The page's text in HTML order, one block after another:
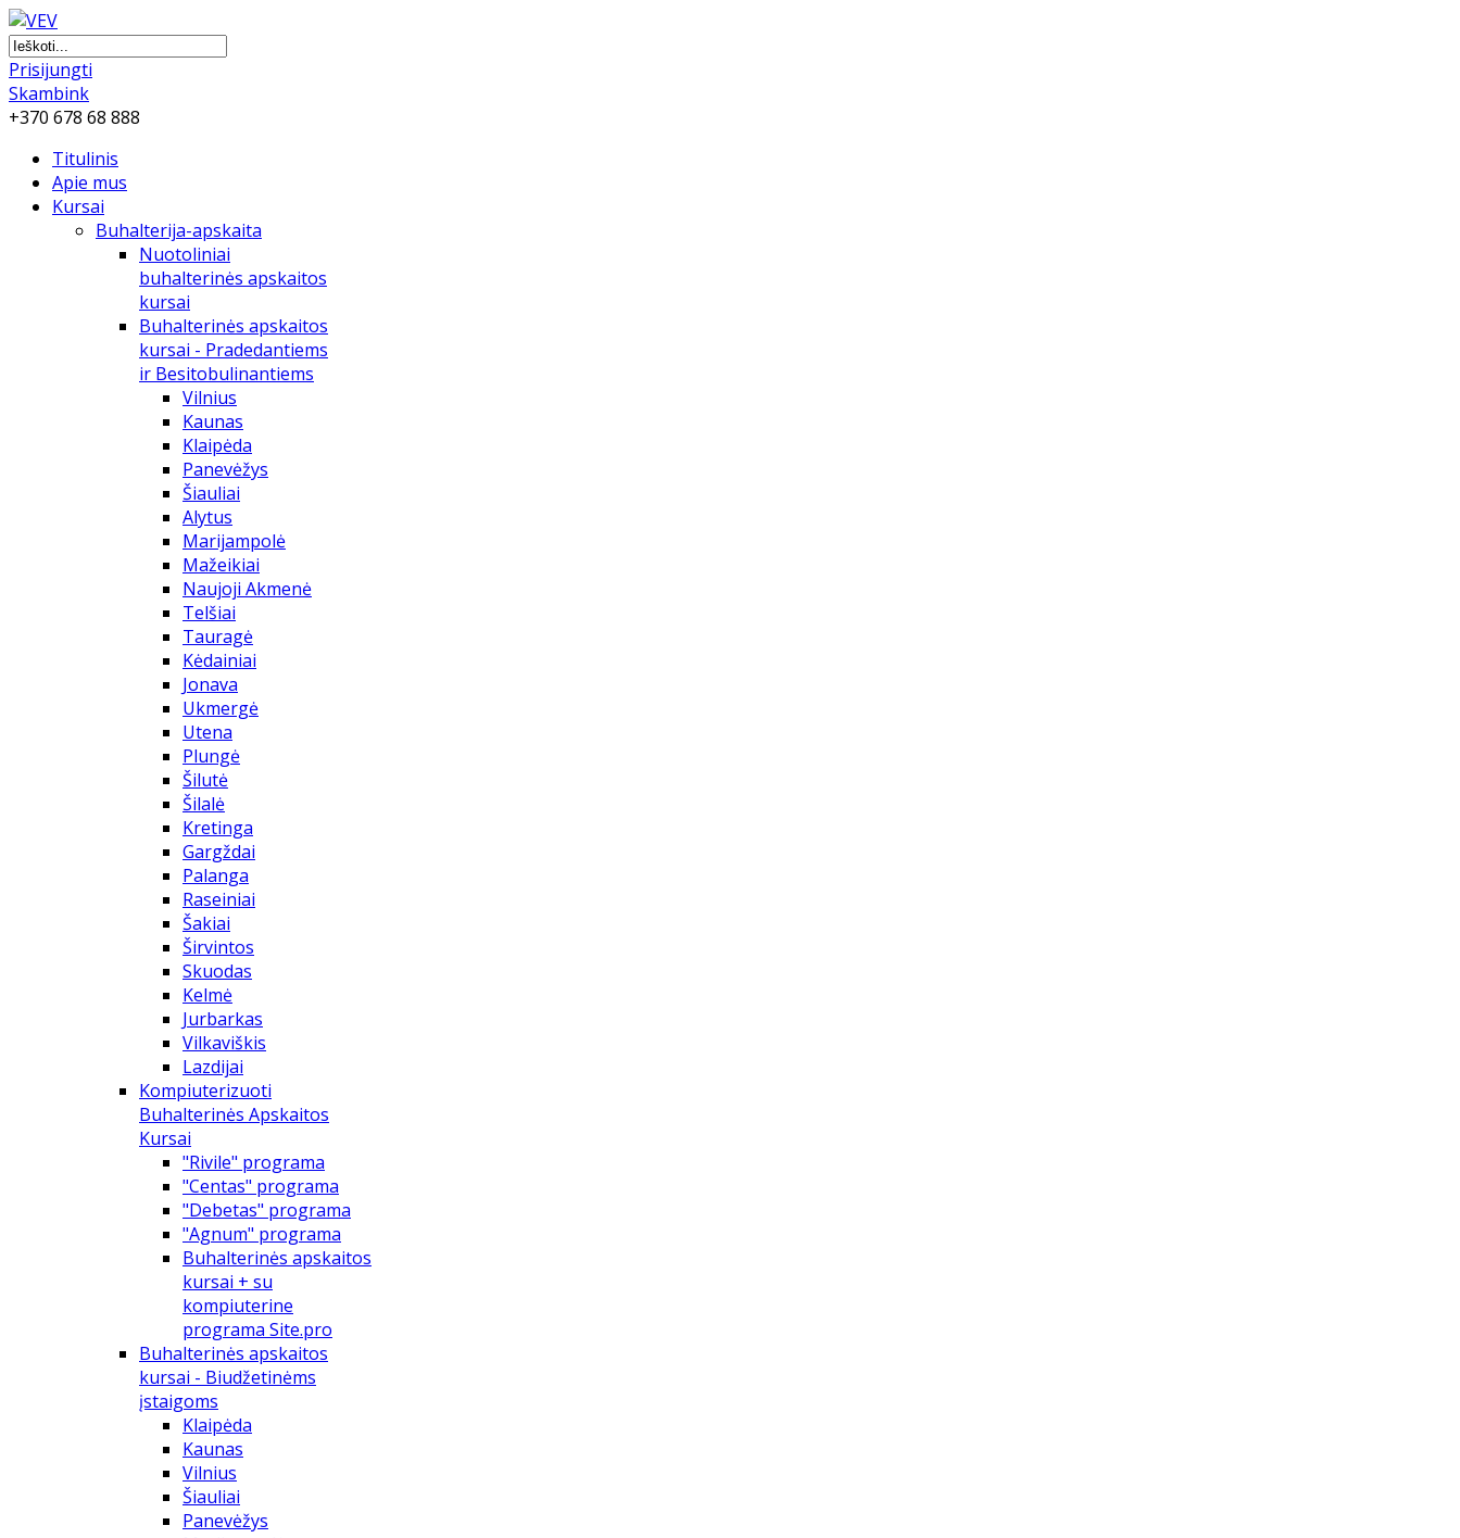
Prisijungti
Skambink
+370 678 68 888
Titulinis
Apie mus
Kursai
Buhalterija-apskaita
Nuotoliniai
buhalterinės apskaitos
kursai
Buhalterinės apskaitos
kursai - Pradedantiems
ir Besitobulinantiems
Vilnius
Kaunas
Klaipėda
Panevėžys
Šiauliai
Alytus
Marijampolė
Mažeikiai
Naujoji Akmenė
Telšiai
Tauragė
Kėdainiai
Jonava
Ukmergė
Utena
Plungė
Šilutė
Šilalė
Kretinga
Gargždai
Palanga
Raseiniai
Šakiai
Širvintos
Skuodas
Kelmė
Jurbarkas
Vilkaviškis
Lazdijai
Kompiuterizuoti
Buhalterinės Apskaitos
Kursai
"Rivile" programa
"Centas" programa
"Debetas" programa
"Agnum" programa
Buhalterinės apskaitos
kursai + su
kompiuterine
programa Site.pro
Buhalterinės apskaitos
kursai - Biudžetinėms
įstaigoms
Klaipėda
Kaunas
Vilnius
Šiauliai
Panevėžys